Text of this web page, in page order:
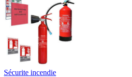
Sécurite incendie